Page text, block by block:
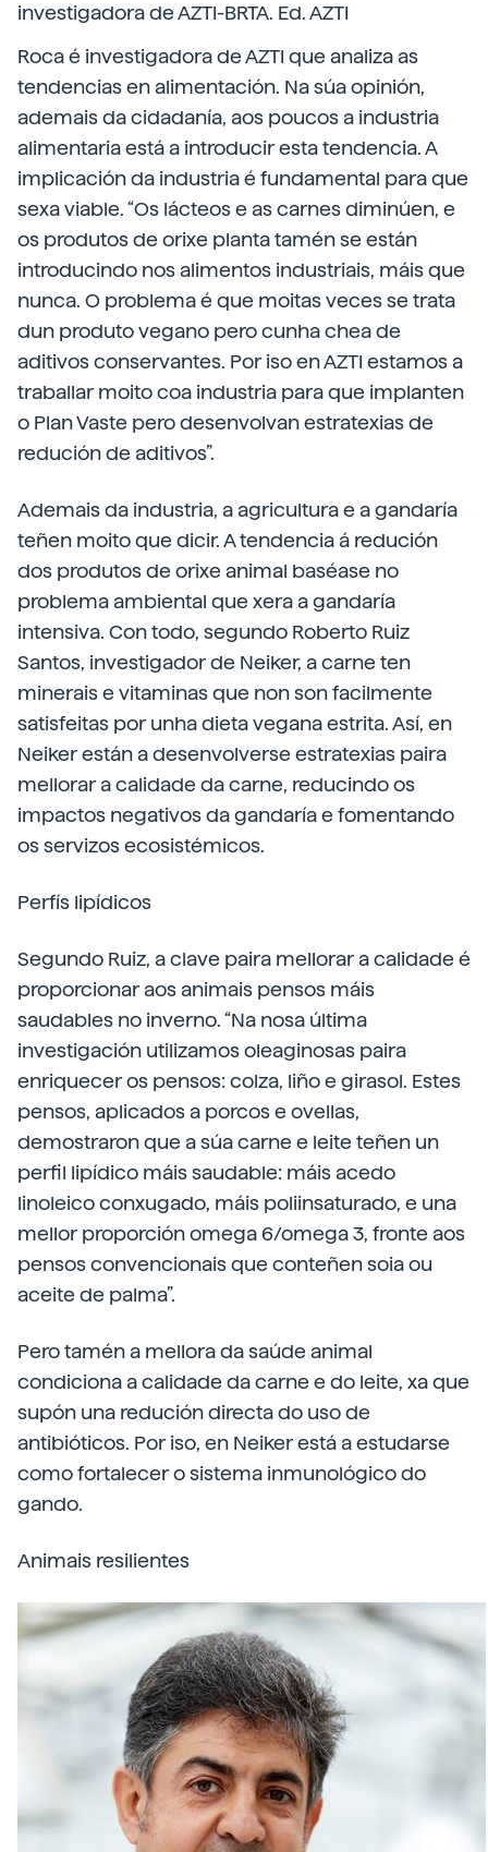
investigadora de AZTI-BRTA. Ed. AZTI
Roca é investigadora de AZTI que analiza as
tendencias en alimentación. Na súa opinión,
ademais da cidadanía, aos poucos a industria
alimentaria está a introducir esta tendencia. A
implicación da industria é fundamental para que
sexa viable. “Os lácteos e as carnes diminúen, e
os produtos de orixe planta tamén se están
introducindo nos alimentos industriais, máis que
nunca. O problema é que moitas veces se trata
dun produto vegano pero cunha chea de
aditivos conservantes. Por iso en AZTI estamos a
traballar moito coa industria para que implanten
o Plan Vaste pero desenvolvan estratexias de
redución de aditivos”.
Ademais da industria, a agricultura e a gandaría
teñen moito que dicir. A tendencia á redución
dos produtos de orixe animal baséase no
problema ambiental que xera a gandaría
intensiva. Con todo, segundo Roberto Ruiz
Santos, investigador de Neiker, a carne ten
minerais e vitaminas que non son facilmente
satisfeitas por unha dieta vegana estrita. Así, en
Neiker están a desenvolverse estratexias paira
mellorar a calidade da carne, reducindo os
impactos negativos da gandaría e fomentando
os servizos ecosistémicos.
Perfís lipídicos
Segundo Ruiz, a clave paira mellorar a calidade é
proporcionar aos animais pensos máis
saudables no inverno. “Na nosa última
investigación utilizamos oleaginosas paira
enriquecer os pensos: colza, liño e girasol. Estes
pensos, aplicados a porcos e ovellas,
demostraron que a súa carne e leite teñen un
perfil lipídico máis saudable: máis acedo
linoleico conxugado, máis poliinsaturado, e una
mellor proporción omega 6/omega 3, fronte aos
pensos convencionais que conteñen soia ou
aceite de palma”.
Pero tamén a mellora da saúde animal
condiciona a calidade da carne e do leite, xa que
supón una redución directa do uso de
antibióticos. Por iso, en Neiker está a estudarse
como fortalecer o sistema inmunológico do
gando.
Animais resilientes